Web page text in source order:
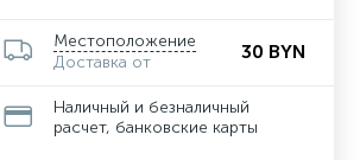
Местоположение
Доставка от
30 BYN
Наличный и безналичный
расчет, банковские карты